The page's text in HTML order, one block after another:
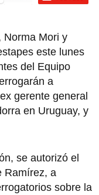
Norma Mori y
este lunes
del Equipo
a
gerente general
en Uruguay, y
se autorizó el
Ramírez, a
sobre la